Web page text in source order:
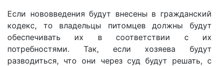
Если нововведения будут внесены в гражданский
кодекс, то владельцы питомцев должны будут
обеспечивать их в соответствии с их
потребностями. Так, если хозяева будут
разводиться, что они через суд будут решать, с